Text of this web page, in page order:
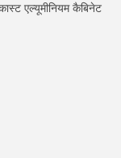
एल्यूमीनियम कैबिनेट